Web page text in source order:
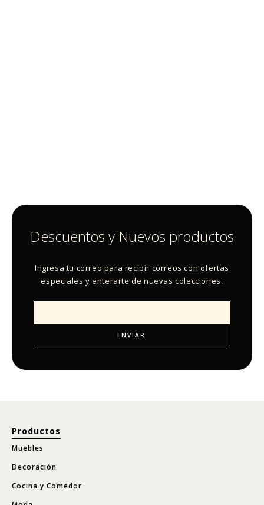
Descuentos y Nuevos productos
Ingresa tu correo para recibir correos con ofertas
especiales y enterarte de nuevas colecciones.
Productos
Muebles
Decoración
Cocina y Comedor